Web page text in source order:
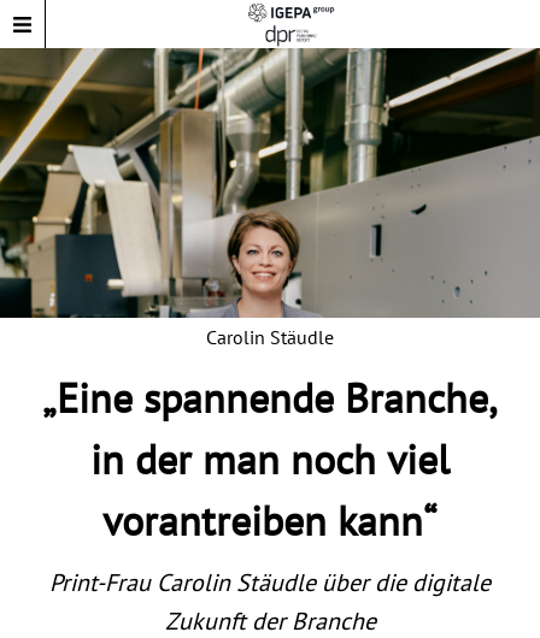
Carolin Stäudle
„Eine spannende Branche,
in der man noch viel
vorantreiben kann“
Print-Frau Carolin Stäudle über die digitale
Zukunft der Branche